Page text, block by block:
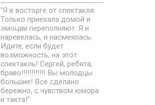
"Я в восторге от спектакля.
Только приехала домой и
эмоции переполняют. Я и
наревелась, и насмеялась.
Идите, если будет
возможность, на этот
спектакль! Сергей, ребята,
браво!!!!!!!!!!!! Вы молодцы
большие! Все сделано
бережно, с чувством юмора
и такта!"